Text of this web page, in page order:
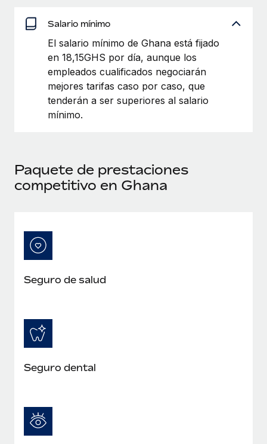
Abre entidades conforme a la legalidad enseguida.
Movilidad y reubicación
Reubica a los empleados con facilidad.
Prestaciones
BLOG
Novedades de producto de Remote:
Integraciones con Gusto y Xero y Contractor
Management Plus
La misión de Remote sigue siendo ayudar a empresas de
todos los tamaños a contratar, gestionar y...
Pento se convierte en un empleador equitativo
con Remote
Más información
Salario mínimo
El salario mínimo de Ghana está fijado
en 18,15GHS por día, aunque los
empleados cualificados negociarán
mejores tarifas caso por caso, que
tenderán a ser superiores al salario
mínimo.
Paquete de prestaciones
competitivo en Ghana
Seguro de salud
Seguro dental